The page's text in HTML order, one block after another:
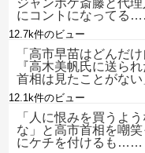
ジャンポケ斎藤と代
にコントになってる
12.7k件のビュー
「高市早苗はどんだ
『高木美帆氏に送ら
首相は見たことがな
12.1k件のビュー
「人に恨みを買うよ
な」と高市首相を嘲
にケチを付けるも……